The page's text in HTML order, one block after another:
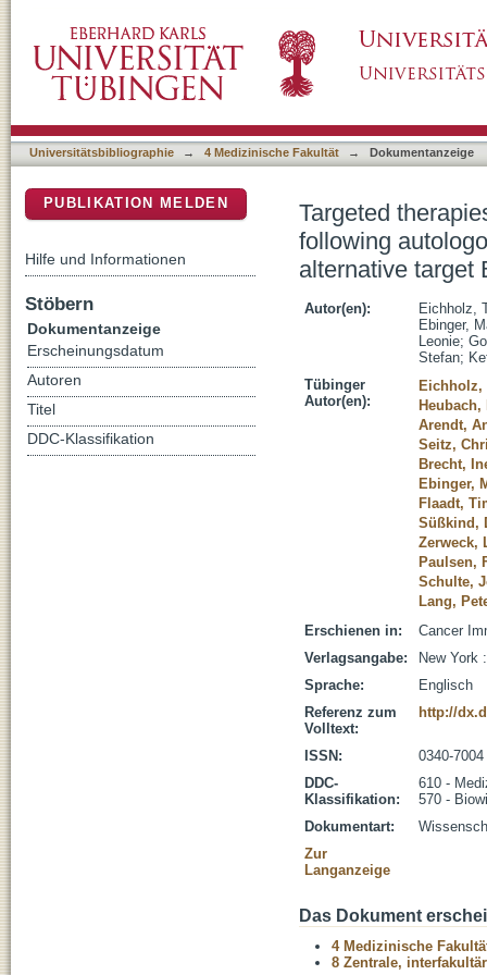
transplantation and evaluation of alternative
Universitätsbibliographie → 4 Medizinische Fakultät → Dokumentanzeige
Targeted
following
alternative target
Autor(en):
Eichholz,
Ebinger,
Leonie;
Stefan;
Tübinger
Autor(en):
Eichholz,
Arendt,
Seitz,
Brecht,
Ebinger,
Flaadt,
Süßkind,
Zerweck,
Paulsen,
Schulte,
Lang,
Erschienen in:
Cancer
Verlagsangabe:
New York
Sprache:
Englisch
Referenz zum
Volltext:
http://
ISSN:
0340-7004
DDC-
Klassifikation:
610 -
570 -
Dokumentart:
Zur
Langanzeige
Das Dokument
4 Medizinische
8 Zentrale,
PUBLIKATION MELDEN
Hilfe und Informationen
Stöbern
Dokumentanzeige
Erscheinungsdatum
Autoren
Titel
DDC-Klassifikation